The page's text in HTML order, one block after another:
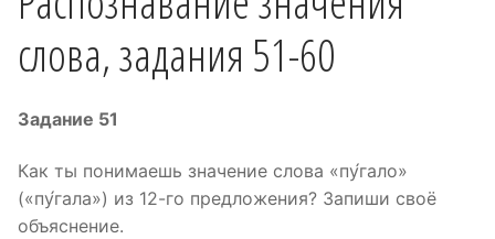
слова, задания 51-60
Задание 51
Как ты понимаешь значение слова «пу́гало»
(«пу́гала») из 12-го предложения? Запиши своё
объяснение.